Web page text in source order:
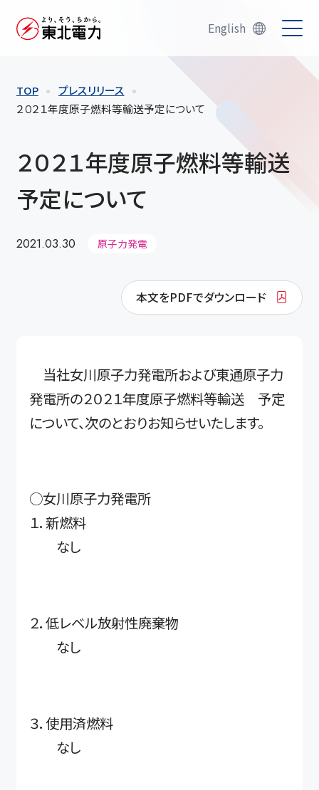
English
TOP
プレスリリース
２０２１年度原子燃料等輸送予定について
２０２１年度原子燃料等輸送
予定について
2021.03.30 原子力発電
本文をPDFでダウンロード
当社女川原子力発電所および東通原子力
発電所の２０２１年度原子燃料等輸送 予定
について、次のとおりお知らせいたします。
○女川原子力発電所
１．新燃料
なし
２．低レベル放射性廃棄物
なし
３．使用済燃料
なし